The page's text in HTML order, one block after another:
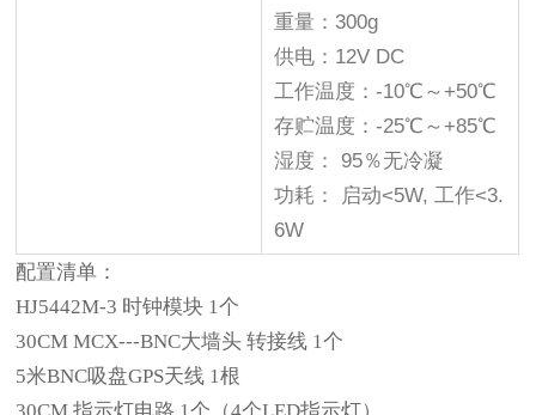
重量：300g
供电：12V DC
工作温度：-10℃～+50℃
存贮温度：-25℃～+85℃
湿度： 95％无冷凝
功耗： 启动<5W, 工作<3.
6W
配置清单：
HJ5442M-3 时钟模块 1个
30CM MCX---BNC大墙头 转接线 1个
5米BNC吸盘GPS天线 1根